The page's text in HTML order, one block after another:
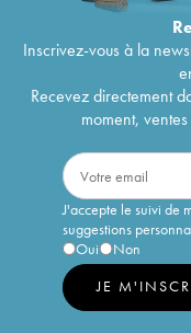
Inscrivez-vous à la
Recevez directement
moment,
J'accepte le suivi de
suggestions
Oui
Non
JE